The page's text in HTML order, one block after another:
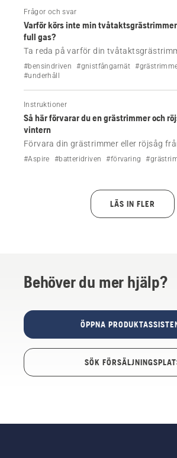
Frågor och svar
Varför körs inte min
full gas?
Ta reda på varför din
inte körs med full gas och är tystare
#bensindriven #gnistfångarnät
#underhåll
Instruktioner
Så här förvarar du en grästrimmer och
vintern
Förvara din grästrimmer eller röjsåg
rätt sätt under lågsäsong. Lär dig hur
#Aspire #batteridriven #förvaring
LÄS IN FLER
Behöver du mer hjälp?
ÖPPNA
SÖK